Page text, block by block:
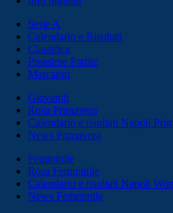
Serie A
Calendario e Risultati
Classifica
Prossime Partite
Marcatori
Giovanili
Rosa Primavera
Calendario e risultati Napoli
News Primavera
Femminile
Rosa Femminile
Calendario e risultati Napoli
News Femminile